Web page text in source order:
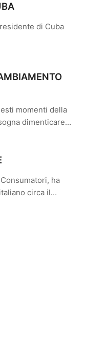
di Cuba
momenti della
dimenticare…
ha
circa il…